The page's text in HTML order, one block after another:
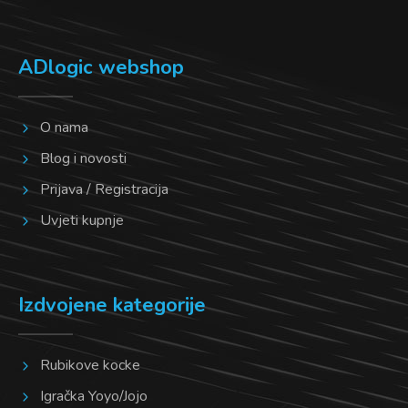
ADlogic webshop
O nama
Blog i novosti
Prijava / Registracija
Uvjeti kupnje
Izdvojene kategorije
Rubikove kocke
Igračka Yoyo/Jojo